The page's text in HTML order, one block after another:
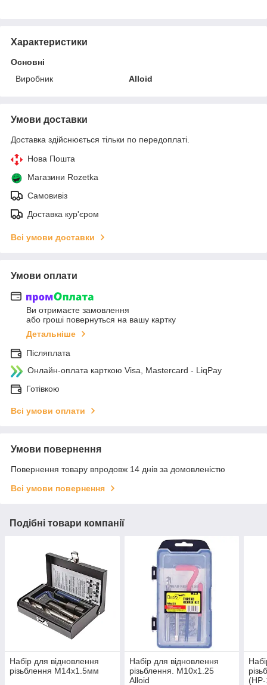
Характеристики
Основні
Виробник
Alloid
Умови доставки
Доставка здійснюється тільки по передоплаті.
Нова Пошта
Магазини Rozetka
Самовивіз
Доставка кур'єром
Всі умови доставки
Умови оплати
Ви отримаєте замовлення
або гроші повернуться на вашу картку
Детальніше
Післяплата
Онлайн-оплата карткою Visa, Mastercard - LiqPay
Готівкою
Всі умови оплати
Умови повернення
Повернення товару впродовж 14 днів за домовленістю
Всі умови повернення
Подібні товари компанії
Набір для відновлення
різьблення М14х1.5мм
Набір для відновлення
різьблення. М10х1.25
Alloid
(НР-